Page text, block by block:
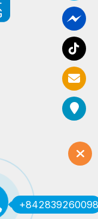
+842839260098